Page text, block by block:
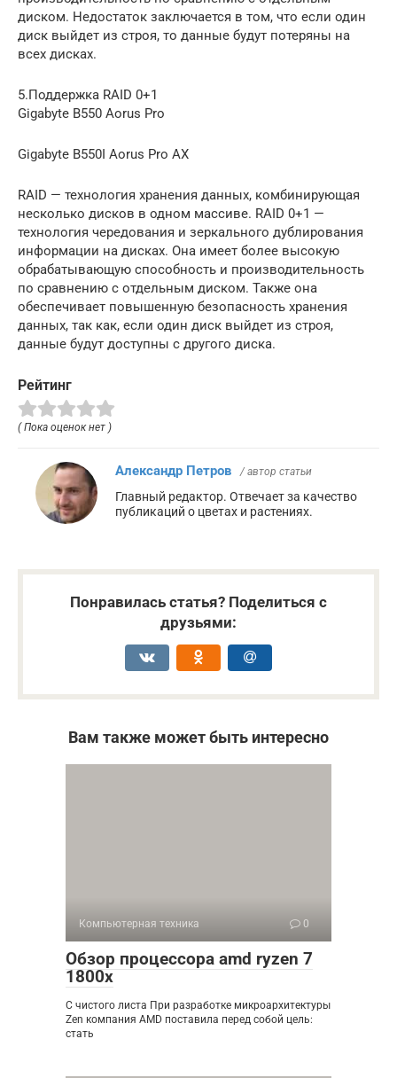
диском. Недостаток заключается в том, что если один
диск выйдет из строя, то данные будут потеряны на
всех дисках.
5.Поддержка RAID 0+1
Gigabyte B550 Aorus Pro
Gigabyte B550I Aorus Pro AX
RAID — технология хранения данных, комбинирующая
несколько дисков в одном массиве. RAID 0+1 —
технология чередования и зеркального дублирования
информации на дисках. Она имеет более высокую
обрабатывающую способность и производительность
по сравнению с отдельным диском. Также она
обеспечивает повышенную безопасность хранения
данных, так как, если один диск выйдет из строя,
данные будут доступны с другого диска.
Рейтинг
( Пока оценок нет )
Александр Петров / автор статьи
Главный редактор. Отвечает за качество
публикаций о цветах и растениях.
Понравилась статья? Поделиться с
друзьями:
Вам также может быть интересно
Компьютерная техника 0
Обзор процессора amd ryzen 7
1800x
С чистого листа При разработке микроархитектуры
Zen компания AMD поставила перед собой цель:
стать